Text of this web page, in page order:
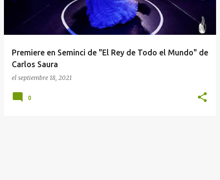
Premiere en Seminci de "El Rey de Todo el Mundo" de
Carlos Saura
el septiembre 18, 2021
0